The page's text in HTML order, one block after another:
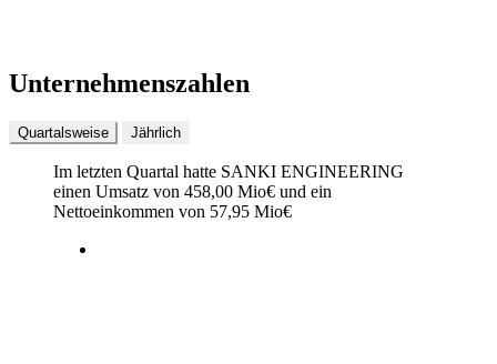
Unternehmenszahlen
Quartalsweise Jährlich
Im letzten Quartal hatte SANKI ENGINEERING
einen Umsatz von 458,00 Mio€ und ein
Nettoeinkommen von 57,95 Mio€